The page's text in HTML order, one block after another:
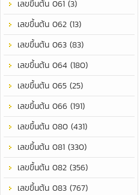
เลขขึ้นต้น 061 (3)
เลขขึ้นต้น 062 (13)
เลขขึ้นต้น 063 (83)
เลขขึ้นต้น 064 (180)
เลขขึ้นต้น 065 (25)
เลขขึ้นต้น 066 (191)
เลขขึ้นต้น 080 (431)
เลขขึ้นต้น 081 (330)
เลขขึ้นต้น 082 (356)
เลขขึ้นต้น 083 (767)